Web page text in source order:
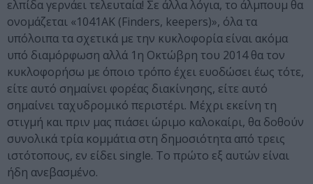
ελπίδα γερνάει τελευταία! Σε άλλα λόγια, το άλμπουμ θα
ονομάζεται «1041ΑΚ (Finders, keepers)», όλα τα
υπόλοιπα τα σχετικά με την κυκλοφορία είναι ακόμα
υπό διαμόρφωση αλλά 1η Οκτώβρη του 2014 θα τον
κυκλοφορήσω με όποιο τρόπο έχει ευοδώσει έως τότε,
είτε αυτό σημαίνει φορέας διακίνησης, είτε αυτό
σημαίνει ταχυδρομικό περιστέρι. Μέχρι εκείνη τη
στιγμή και πριν μας πιάσει ώριμο καλοκαίρι, θα δοθούν
συνολικά τρία κομμάτια στη δημοσιότητα από τρεις
ιστότοπους, εν είδει single. Το πρώτο εξ αυτών είναι
ήδη ανεβασμένο.